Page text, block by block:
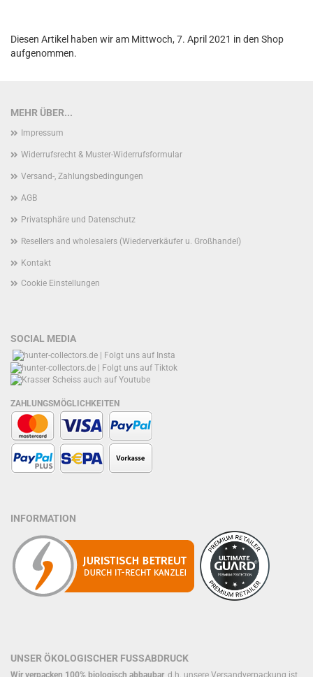
Diesen Artikel haben wir am Mittwoch, 7. April 2021 in den Shop
aufgenommen.
MEHR ÜBER...
Impressum
Widerrufsrecht & Muster-Widerrufsformular
Versand-, Zahlungsbedingungen
AGB
Privatsphäre und Datenschutz
Resellers and wholesalers (Wiederverkäufer u. Großhandel)
Kontakt
Cookie Einstellungen
SOCIAL MEDIA
ZAHLUNGSMÖGLICHKEITEN
INFORMATION
UNSER ÖKOLOGISCHER FUSSABDRUCK
Wir verpacken 100% biologisch abbaubar , d.h. unsere Versandverpackung ist